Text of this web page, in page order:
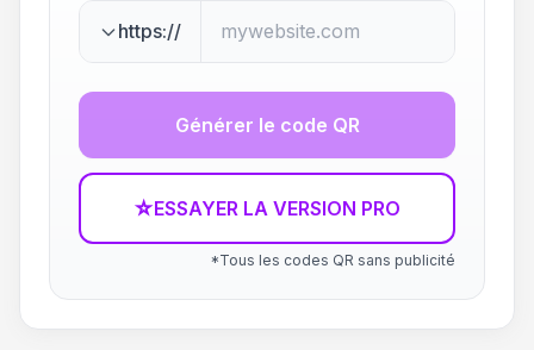
https://
Générer le code QR
☆ESSAYER LA VERSION PRO
*Tous les codes QR sans publicité